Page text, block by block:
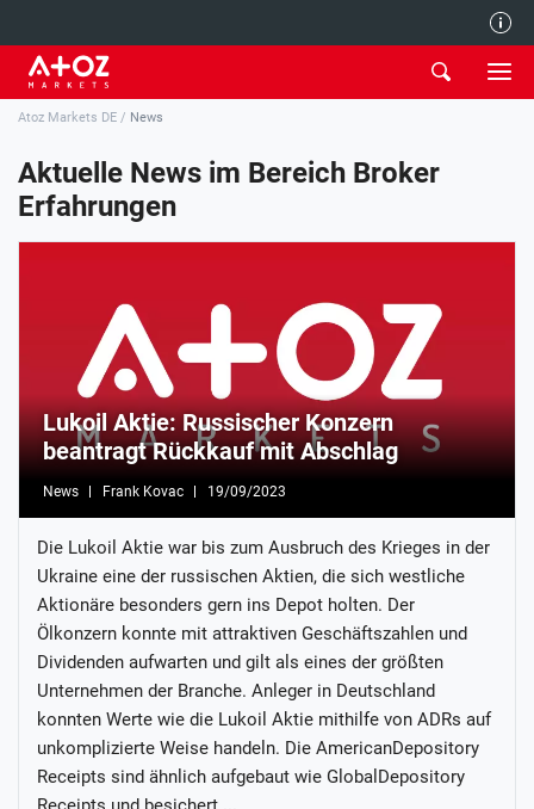
Redaktion
Atoz Markets DE / News
Aktuelle News im Bereich Broker
Erfahrungen
Lukoil Aktie: Russischer Konzern
beantragt Rückkauf mit Abschlag
News Frank Kovac 19/09/2023
Die Lukoil Aktie war bis zum Ausbruch des Krieges in der
Ukraine eine der russischen Aktien, die sich westliche
Aktionäre besonders gern ins Depot holten. Der
Ölkonzern konnte mit attraktiven Geschäftszahlen und
Dividenden aufwarten und gilt als eines der größten
Unternehmen der Branche. Anleger in Deutschland
konnten Werte wie die Lukoil Aktie mithilfe von ADRs auf
unkomplizierte Weise handeln. Die AmericanDepository
Receipts sind ähnlich aufgebaut wie GlobalDepository